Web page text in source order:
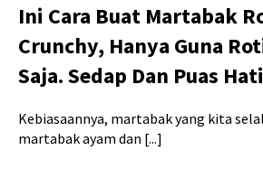
Ini Cara Buat Martabak
Crunchy, Hanya Guna
Saja. Sedap Dan Puas
Kebiasaannya, martabak yang kita
martabak ayam dan [...]